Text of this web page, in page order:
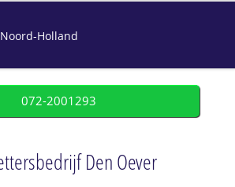
Holland
072-2001293
Den Oever